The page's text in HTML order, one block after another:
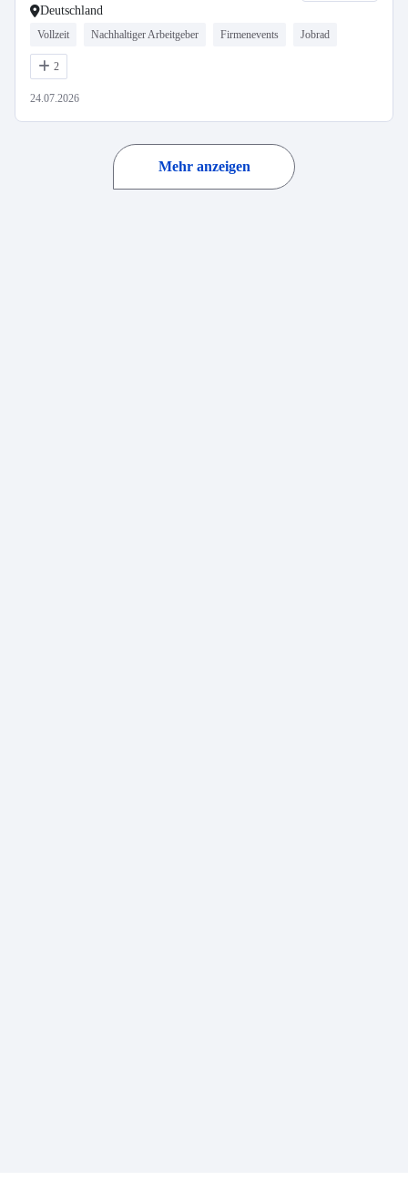
Deutschland
Vollzeit Nachhaltiger Arbeitgeber Firmenevents Jobrad
2
24.07.2026
Mehr anzeigen